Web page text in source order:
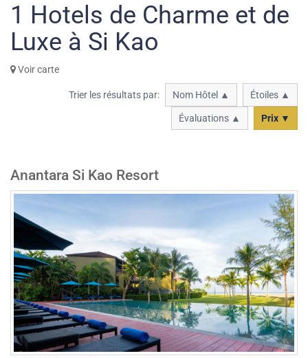
1 Hotels de Charme et de
Luxe à Si Kao
Voir carte
Trier les résultats par: Nom Hôtel ▲ Étoiles ▲
Évaluations ▲ Prix ▼
Anantara Si Kao Resort